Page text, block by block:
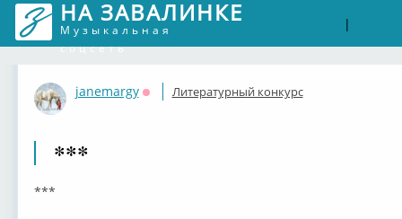
НА ЗАВАЛИНКЕ
Музыкальная
соцсеть
|
janemargy
Оффлайн
Литературный конкурс
***
***